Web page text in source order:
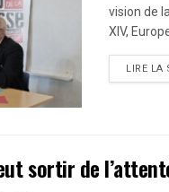
vision de
XIV,
LIRE LA
sortir de